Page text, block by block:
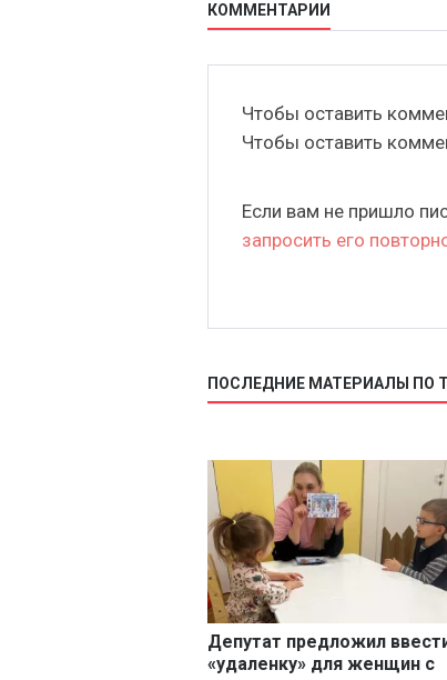
КОММЕНТАРИИ
Чтобы оставить
Чтобы оставить
Если вам не пришло
запросить его
ПОСЛЕДНИЕ МАТЕРИАЛЫ ПО
Депутат предложил
«удаленку» для женщин с